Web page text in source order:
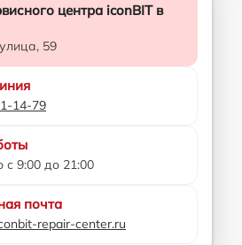
центра iconBIT в
59
14-79
с 9:00 до 21:00
почта
repair-center.ru